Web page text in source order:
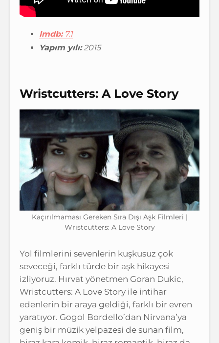
Imdb:7.1
Yapım yılı:2015
Wristcutters: A Love Story
Kaçırılmaması Gereken Sıra Dışı Aşk Filmleri |
Wristcutters: A Love Story
Yol filmlerini sevenlerin kuşkusuz çok
seveceği, farklı türde bir aşk hikayesi
izliyoruz. Hırvat yönetmen Goran Dukic,
Wristcutters: A Love Story ile intihar
edenlerin bir araya geldiği, farklı bir evren
yaratıyor. Gogol Bordello’dan Nirvana’ya
geniş bir müzik yelpazesi de sunan film,